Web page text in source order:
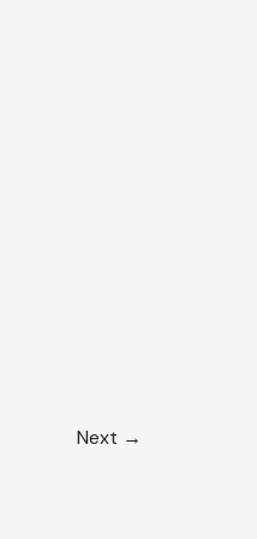
Next →